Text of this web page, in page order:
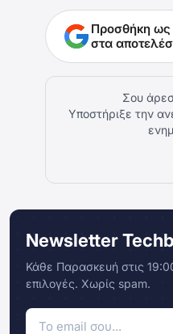
Προσθήκη ως
στα
Σου
Υποστήριξε την
Newsletter
Κάθε Παρασκευή στις
επιλογές. Χωρίς spam.